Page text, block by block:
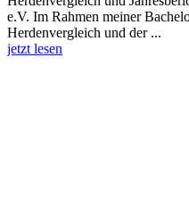
e.V. Im Rahmen meiner
Herdenvergleich und der ...
jetzt lesen